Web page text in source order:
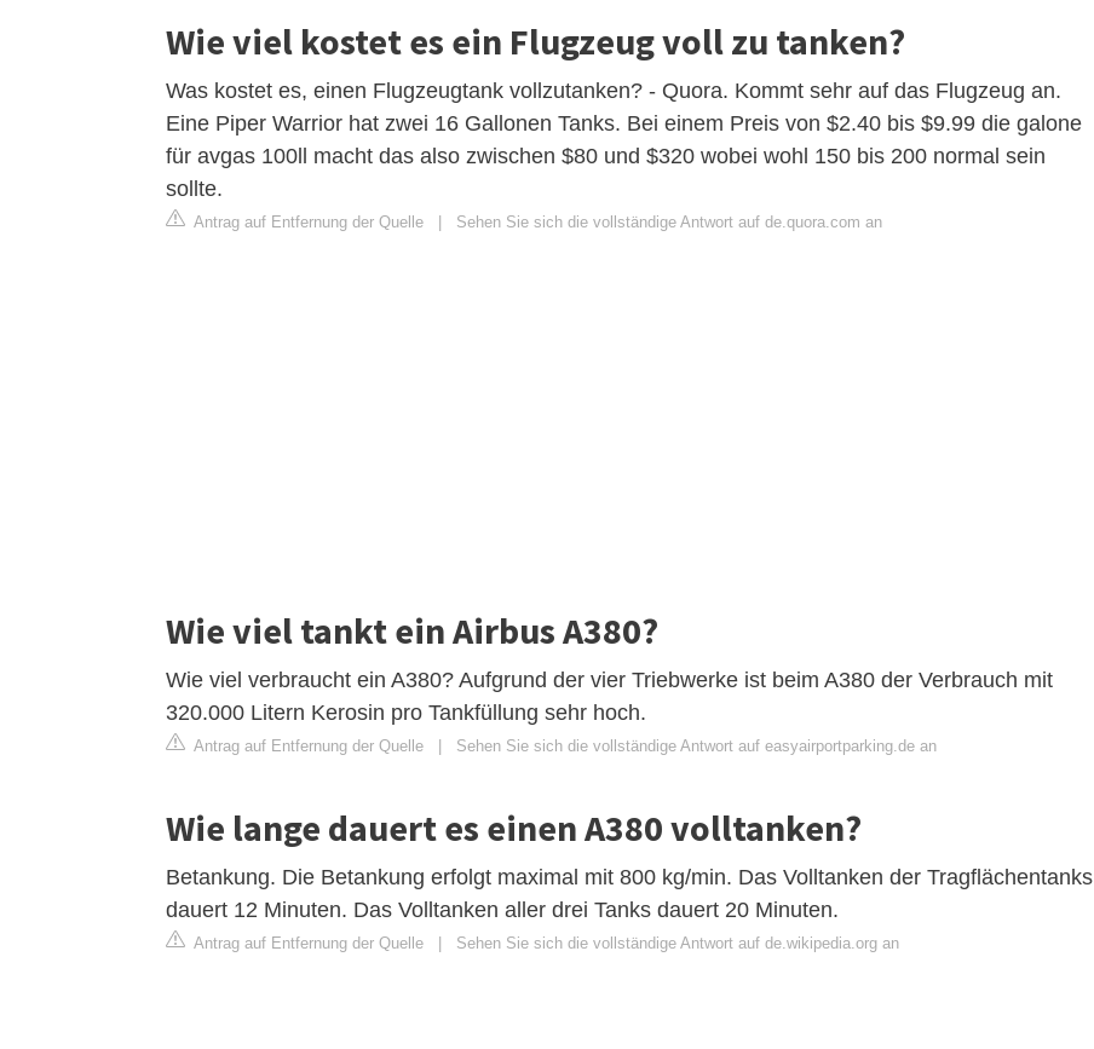
Wie viel kostet es ein Flugzeug voll zu tanken?
Was kostet es, einen Flugzeugtank vollzutanken? - Quora. Kommt sehr auf das Flugzeug an.
Eine Piper Warrior hat zwei 16 Gallonen Tanks. Bei einem Preis von $2.40 bis $9.99 die galone
für avgas 100ll macht das also zwischen $80 und $320 wobei wohl 150 bis 200 normal sein
sollte.
Antrag auf Entfernung der Quelle Sehen Sie sich die vollständige Antwort auf de.quora.com an
Wie viel tankt ein Airbus A380?
Wie viel verbraucht ein A380? Aufgrund der vier Triebwerke ist beim A380 der Verbrauch mit
320.000 Litern Kerosin pro Tankfüllung sehr hoch.
Antrag auf Entfernung der Quelle Sehen Sie sich die vollständige Antwort auf easyairportparking.de an
Wie lange dauert es einen A380 volltanken?
Betankung. Die Betankung erfolgt maximal mit 800 kg/min. Das Volltanken der Tragflächentanks
dauert 12 Minuten. Das Volltanken aller drei Tanks dauert 20 Minuten.
Antrag auf Entfernung der Quelle Sehen Sie sich die vollständige Antwort auf de.wikipedia.org an